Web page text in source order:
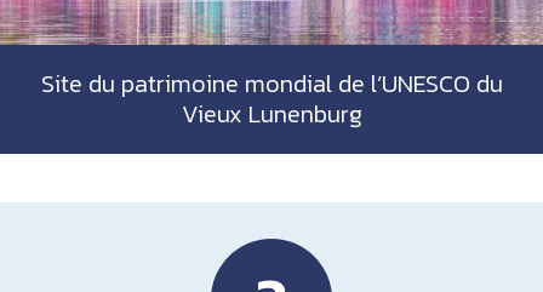
Site du patrimoine mondial de l’UNESCO du
Vieux Lunenburg